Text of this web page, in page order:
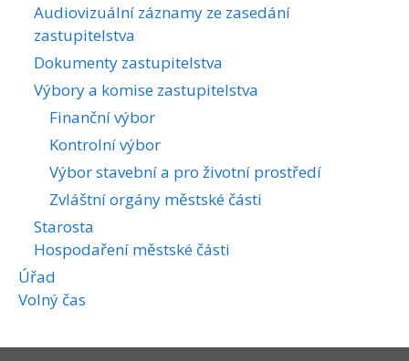
Audiovizuální záznamy ze zasedání
zastupitelstva
Dokumenty zastupitelstva
Výbory a komise zastupitelstva
Finanční výbor
Kontrolní výbor
Výbor stavební a pro životní prostředí
Zvláštní orgány městské části
Starosta
Hospodaření městské části
Úřad
Volný čas